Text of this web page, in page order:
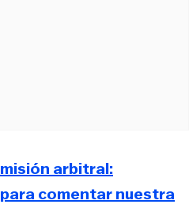
arbitral:
comentar nuestra